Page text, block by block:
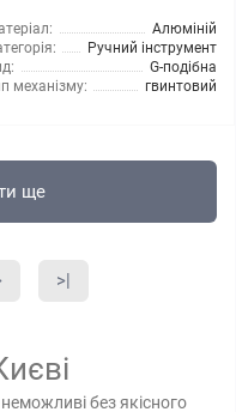
Алюміній
Ручний інструмент
G-подібна
механізму:
гвинтовий
ще
>|
без якісного